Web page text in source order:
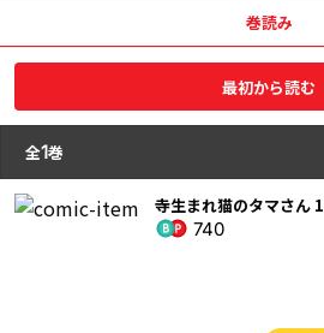
巻読み
最初から読む
全1巻
寺生まれ猫のタマさん 1
740